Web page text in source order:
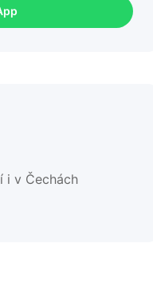
i v Čechách